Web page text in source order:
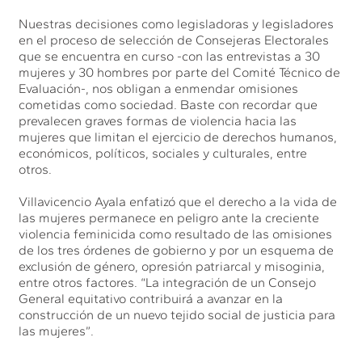
Nuestras decisiones como legisladoras y legisladores
en el proceso de selección de Consejeras Electorales
que se encuentra en curso -con las entrevistas a 30
mujeres y 30 hombres por parte del Comité Técnico de
Evaluación-, nos obligan a enmendar omisiones
cometidas como sociedad. Baste con recordar que
prevalecen graves formas de violencia hacia las
mujeres que limitan el ejercicio de derechos humanos,
económicos, políticos, sociales y culturales, entre
otros.
Villavicencio Ayala enfatizó que el derecho a la vida de
las mujeres permanece en peligro ante la creciente
violencia feminicida como resultado de las omisiones
de los tres órdenes de gobierno y por un esquema de
exclusión de género, opresión patriarcal y misoginia,
entre otros factores. “La integración de un Consejo
General equitativo contribuirá a avanzar en la
construcción de un nuevo tejido social de justicia para
las mujeres”.